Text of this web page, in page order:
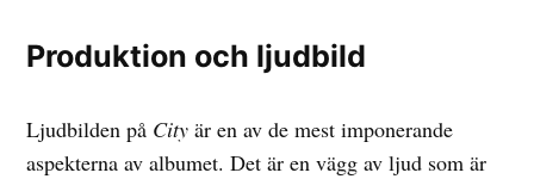
Produktion och ljudbild
Ljudbilden på City är en av de mest imponerande
aspekterna av albumet. Det är en vägg av ljud som är